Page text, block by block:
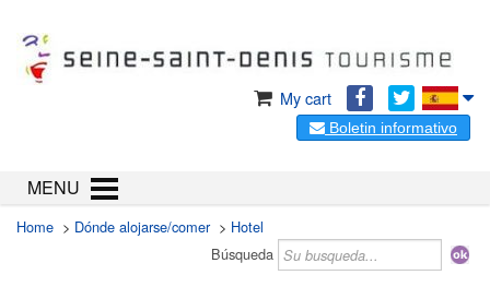
My cart
Boletin informativo
MENU
Home > Dónde alojarse/comer> Hotel
Búsqueda